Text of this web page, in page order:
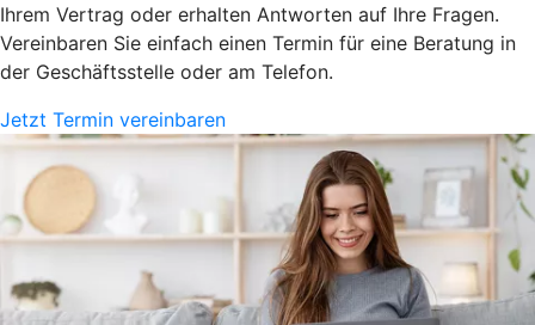
Ihrem Vertrag oder erhalten Antworten auf Ihre Fragen.
Vereinbaren Sie einfach einen Termin für eine Beratung in
der Geschäftsstelle oder am Telefon.
Jetzt Termin vereinbaren